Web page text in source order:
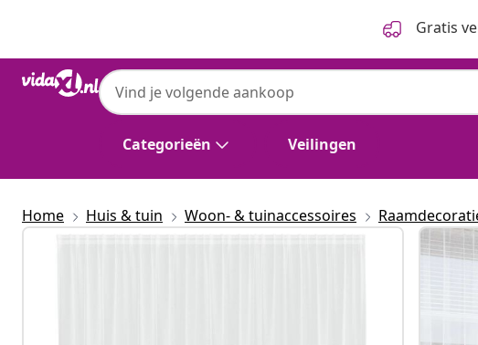
Gratis
Categorieën Veilingen
Home Huis & tuin Woon- & tuinaccessoires